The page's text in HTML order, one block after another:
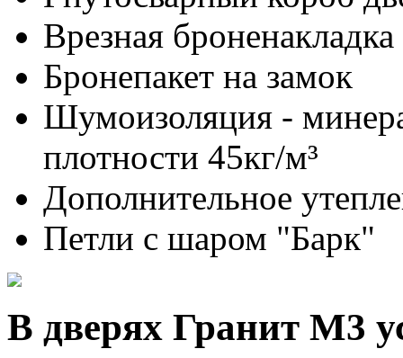
Врезная броненакладка
Бронепакет на замок
Шумоизоляция -
плотности 45кг/м³
Дополнительное
Петли с шаром "Барк"
В дверях Гранит М3